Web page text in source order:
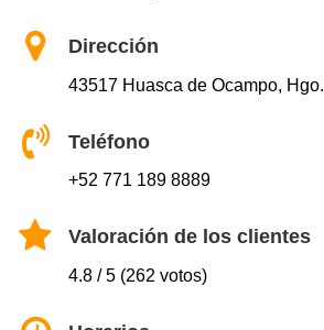
Dirección
43517 Huasca de Ocampo, Hgo.
Teléfono
+52 771 189 8889
Valoración de los clientes
4.8 / 5 (262 votos)